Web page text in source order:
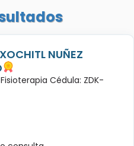
NUÑEZ
Cédula: ZDK-